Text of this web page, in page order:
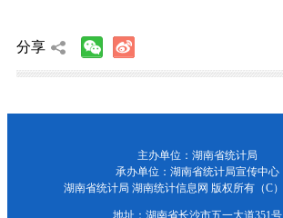
分享
主办单位：湖南省统计局
承办单位：湖南省统计局宣传中心
湖南省统计局 湖南统计信息网 版权所有（C）
地址：湖南省长沙市五一大道351号